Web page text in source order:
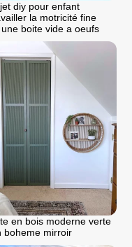
diy pour enfant
la motricité fine
boite vide a oeufs
en bois moderne verte
boheme mirroir